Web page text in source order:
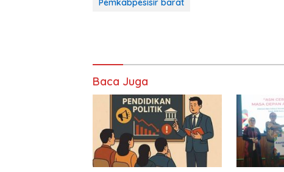
Pemkabpesisir barat
Baca Juga